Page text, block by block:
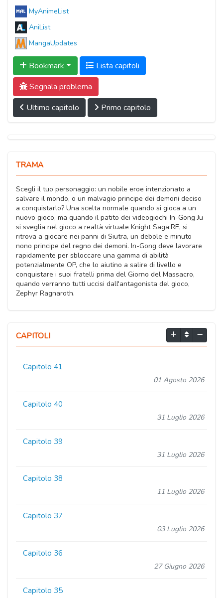
MyAnimeList
AniList
MangaUpdates
Bookmark
Lista capitoli
Segnala problema
Ultimo capitolo
Primo capitolo
TRAMA
Scegli il tuo personaggio: un nobile eroe intenzionato a
salvare il mondo, o un malvagio principe dei demoni deciso
a conquistarlo? Una scelta normale quando si gioca a un
nuovo gioco, ma quando il patito dei videogiochi In-Gong Ju
si sveglia nel gioco a realtà virtuale Knight Saga:RE, si
ritrova a giocare nei panni di Siutra, un debole e minuto
nono principe del regno dei demoni. In-Gong deve lavorare
rapidamente per sbloccare una gamma di abilità
potenzialmente OP, che lo aiutino a salire di livello e
conquistare i suoi fratelli prima del Giorno del Massacro,
quando verranno tutti uccisi dall'antagonista del gioco,
Zephyr Ragnaroth.
CAPITOLI
Capitolo 41
01 Agosto 2026
Capitolo 40
31 Luglio 2026
Capitolo 39
31 Luglio 2026
Capitolo 38
11 Luglio 2026
Capitolo 37
03 Luglio 2026
Capitolo 36
27 Giugno 2026
Capitolo 35